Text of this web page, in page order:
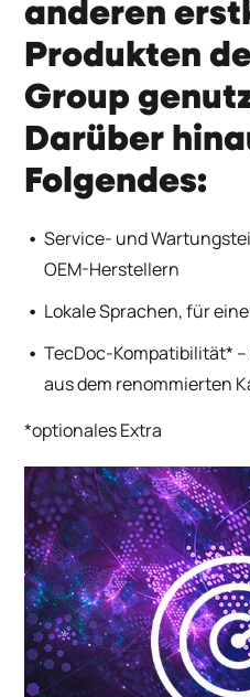
anderen
Produkten
Group
Darüber
Folgendes:
Service- und
OEM-Herstellern
Lokale Sprachen, für
TecDoc-Kompatibilität*
aus dem renommierten
*optionales Extra